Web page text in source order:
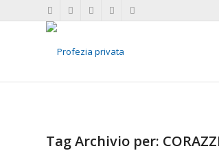
Tag Archivio per: